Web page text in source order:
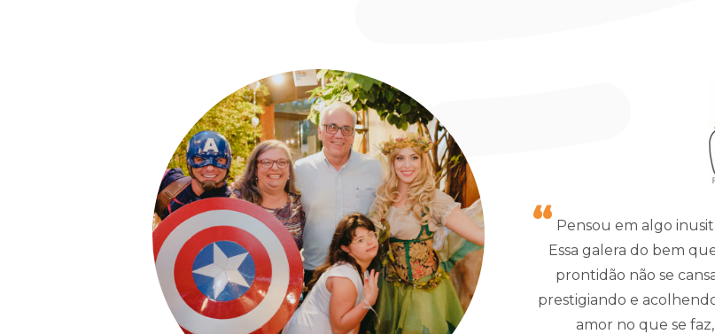
Pensou em algo
Essa galera do bem
prontidão não se
prestigiando e
amor no que se